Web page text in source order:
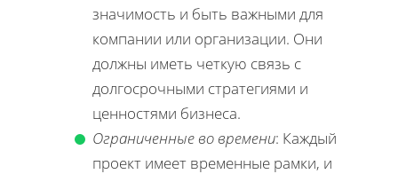
значимость и быть важными для
компании или организации. Они
должны иметь четкую связь с
долгосрочными стратегиями и
ценностями бизнеса.
Ограниченные во времени: Каждый
проект имеет временные рамки, и